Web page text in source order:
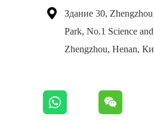

Здание 30,
Park, No.1 Science
Zhengzhou, Henan,